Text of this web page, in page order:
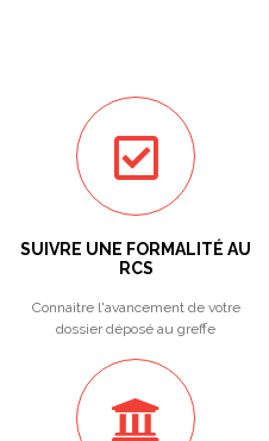
SUIVRE UNE FORMALITÉ AU
RCS
Connaitre l'avancement de votre
dossier déposé au greffe